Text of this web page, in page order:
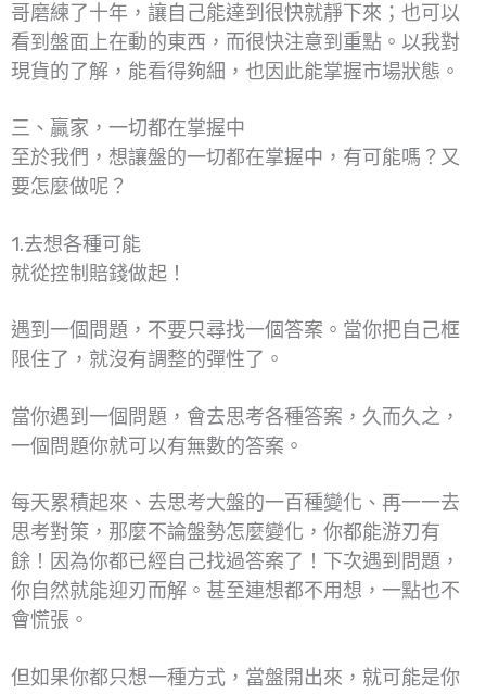
哥磨練了十年，讓自己能達到很快就靜下來；也可以
看到盤面上在動的東西，而很快注意到重點。以我對
現貨的了解，能看得夠細，也因此能掌握市場狀態。
三、贏家，一切都在掌握中
至於我們，想讓盤的一切都在掌握中，有可能嗎？又
要怎麼做呢？
1.去想各種可能
就從控制賠錢做起！
遇到一個問題，不要只尋找一個答案。當你把自己框
限住了，就沒有調整的彈性了。
當你遇到一個問題，會去思考各種答案，久而久之，
一個問題你就可以有無數的答案。
每天累積起來、去思考大盤的一百種變化、再一一去
思考對策，那麼不論盤勢怎麼變化，你都能游刃有
餘！因為你都已經自己找過答案了！下次遇到問題，
你自然就能迎刃而解。甚至連想都不用想，一點也不
會慌張。
但如果你都只想一種方式，當盤開出來，就可能是你